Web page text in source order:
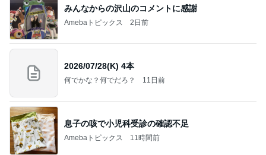
2026/07/28(K) 4本
何でかな？何でだろ？ 11日前
息子の咳で小児科受診の確認不足
Amebaトピックス 11時間前
悲しすぎて立ち直れない。
クロオフィシャルブログPowered by Ameba